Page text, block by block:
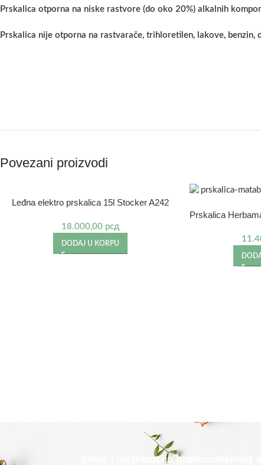
Prskalica otporna na niske rastvore (do oko 20%) alkalnih
Prskalica nije otporna na rastvarače, trihloretilen, lakove, benzin,
Povezani proizvodi
Leđna elektro prskalica 15l Stocker A242
18.000,00 рсд
DODAJ U KORPU
Prskalica
Uvoz i distribucija profesionalnog